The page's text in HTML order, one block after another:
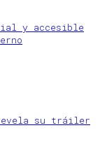
y accesible
revela su tráiler